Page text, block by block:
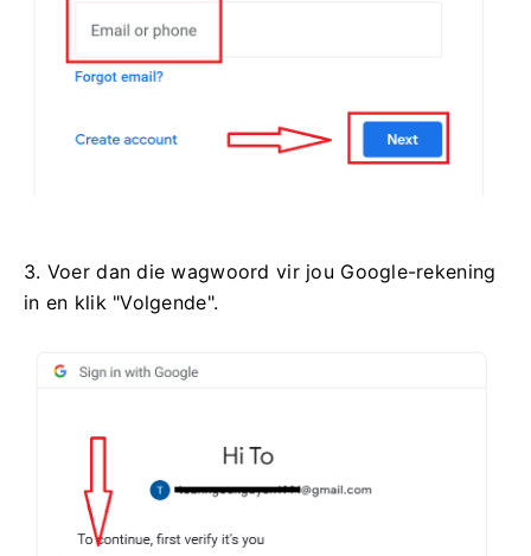
3. Voer dan die wagwoord vir jou Google-rekening
in en klik "Volgende".